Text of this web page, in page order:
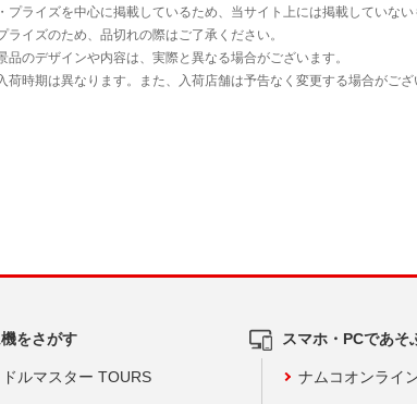
をさがす
ルマスター TOURS
スマホ・PCであそ
ナムコオンライ